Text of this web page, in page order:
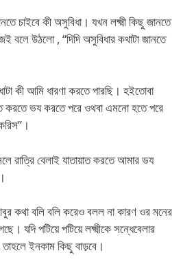
চাইবে কী অসুবিধা। যখন লক্ষ্মী কিছু জানতে
বলে উঠলো , “দিদি অসুবিধার কথাটা জানতে
কী আমি ধারণা করতে পারছি। হইতোবা
করতে ভয করতে পরে ওথবা এমনো হতে পরে
রাত্রি বেলাই যাতায়াত করতে আমার ভয
কথা বলি বলি করেও বলল না কারণ ওর মনের
যদি পটিয়ে পটিয়ে লক্ষ্মীকে সন্ধেবেলার
ইনকাম কিছু বাড়বে।